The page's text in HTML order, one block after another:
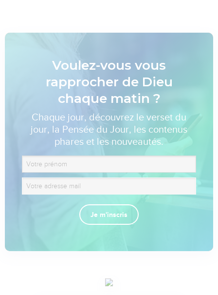
Voulez-vous vous
rapprocher de Dieu
chaque matin ?
Chaque jour, découvrez le verset du
jour, la Pensée du Jour, les contenus
phares et les nouveautés.
Je m'inscris